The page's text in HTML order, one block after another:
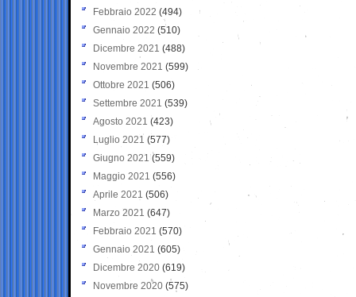
Febbraio 2022 (494)
Gennaio 2022 (510)
Dicembre 2021 (488)
Novembre 2021 (599)
Ottobre 2021 (506)
Settembre 2021 (539)
Agosto 2021 (423)
Luglio 2021 (577)
Giugno 2021(559)
Maggio 2021 (556)
Aprile 2021 (506)
Marzo 2021 (647)
Febbraio 2021 (570)
Gennaio 2021 (605)
Dicembre 2020 (619)
Novembre 2020 (575)